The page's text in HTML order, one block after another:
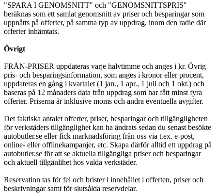
"SPARA I GENOMSNITT" och "GENOMSNITTSPRIS"
beräknas som ett samlat genomsnitt av priser och besparingar som
uppnåtts på offerter, på samma typ av uppdrag, inom den radie där
offerter inhämtats.
Övrigt
FRÅN-PRISER uppdateras varje halvtimme och anges i kr. Övrig
pris- och besparingsinformation, som anges i kronor eller procent,
uppdateras en gång i kvartalet (1 jan., 1 apr., 1 juli och 1 okt.) och
baseras på 12 månaders data från uppdrag som har fått minst fyra
offerter. Priserna är inklusive moms och andra eventuella avgifter.
Det faktiska antalet offerter, priser, besparingar och tillgängligheten
för verkstäders tillgänglighet kan ha ändrats sedan du senast besökte
autobutler.se eller fick marknadsföring från oss via t.ex. e-post,
online- eller offlinekampanjer, etc. Skapa därför alltid ett uppdrag på
autobutler.se för att se aktuella tillgängliga priser och besparingar
och aktuell tillgänlihet hos valda verkstäder.
Reservation tas för fel och brister i innehållet i offerten, priser och
beskrivningar samt för slutsålda reservdelar.